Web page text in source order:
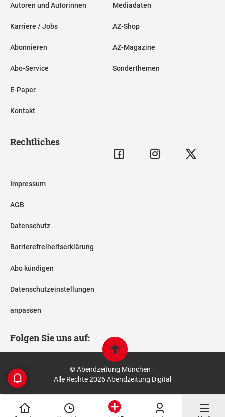
Autoren und Autorinnen
Karriere / Jobs
Abonnieren
Abo-Service
E-Paper
Kontakt
Mediadaten
AZ-Shop
AZ-Magazine
Sonderthemen
Rechtliches
Impressum
AGB
Datenschutz
Barrierefreiheitserklärung
Abo kündigen
Datenschutzeinstellungen
anpassen
Folgen Sie uns auf:
© Abendzeitung München ·
Alle Rechte 2026 Abendzeitung Digital